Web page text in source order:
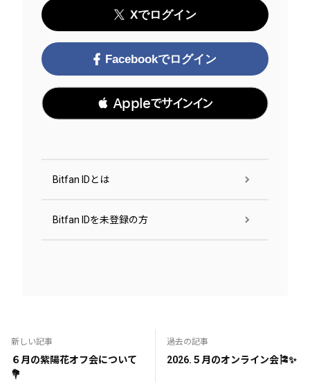
Xでログイン
Facebookでログイン
 Appleでサインイン
Bitfan IDとは
Bitfan IDを未登録の方
新しい記事
６月の紫陽花オフ会について
💐
過去の記事
2026.５月のオンライン会🎏✨